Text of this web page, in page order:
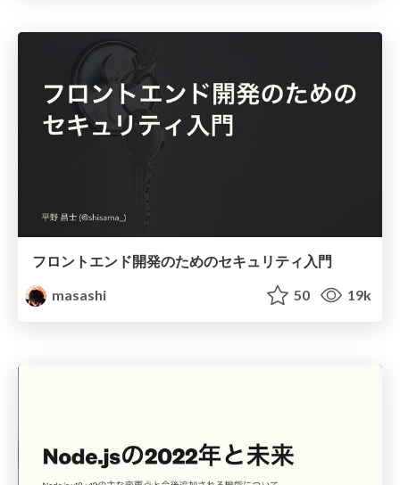
フロントエンド開発のためのセキュリティ入門
masashi
50 19k